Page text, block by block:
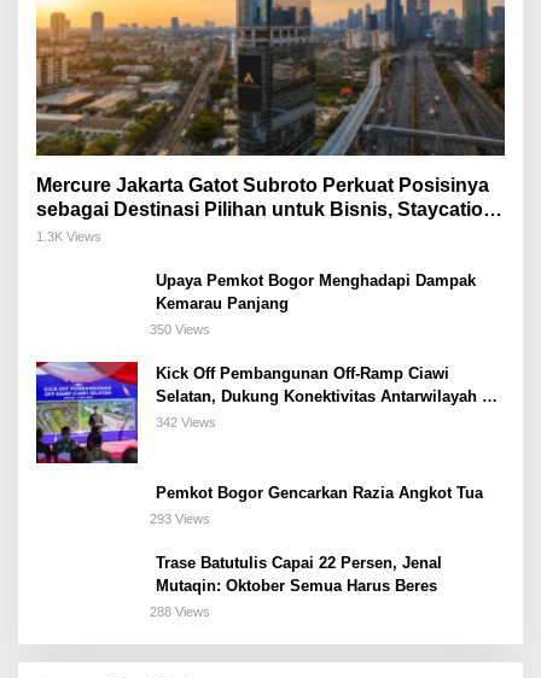
Mercure Jakarta Gatot Subroto Perkuat Posisinya
sebagai Destinasi Pilihan untuk Bisnis, Staycation,
Meeting, dan Kuliner di Jakarta Selatan
1.3K Views
Upaya Pemkot Bogor Menghadapi Dampak
Kemarau Panjang
350 Views
Kick Off Pembangunan Off-Ramp Ciawi
Selatan, Dukung Konektivitas Antarwilayah di
Bogor Selatan
342 Views
Pemkot Bogor Gencarkan Razia Angkot Tua
293 Views
Trase Batutulis Capai 22 Persen, Jenal
Mutaqin: Oktober Semua Harus Beres
288 Views